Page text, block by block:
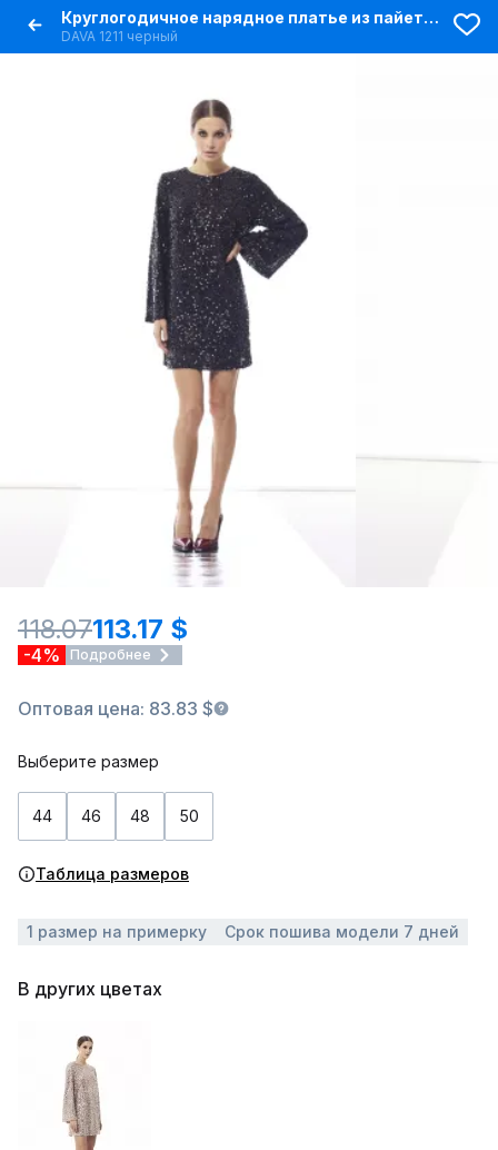
Круглогодичное нарядное платье из пайеток и текстиля
DAVA 1211 черный
118.07113.17 $
-4% Подробнее
Оптовая цена: 83.83 $
Выберите размер
44 46 48 50
Таблица размеров
1 размер на примерку Срок пошива модели 7 дней
В других цветах